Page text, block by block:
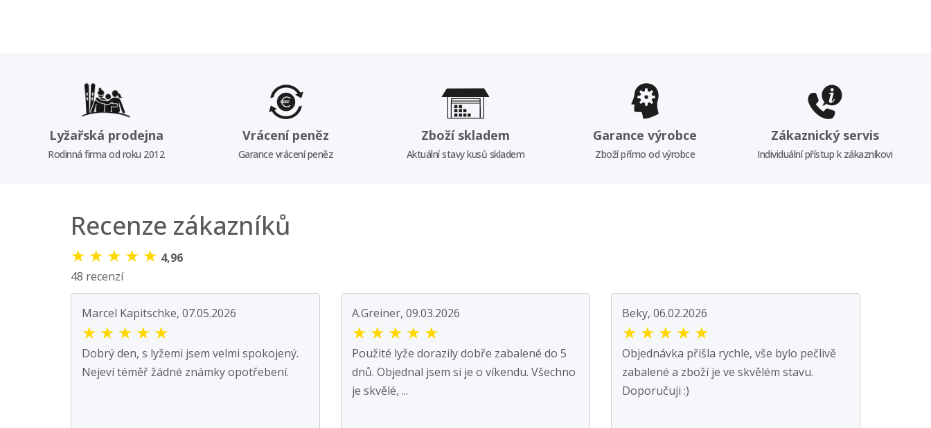
Lyžařská prodejna
Rodinná firma od roku 2012
Vrácení peněz
Garance vrácení peněz
Zboží skladem
Aktuální stavy kusů skladem
Garance výrobce
Zboží přímo od výrobce
Zákaznický servis
Individuální přístup k zákazníkovi
Recenze zákazníků
★ ★ ★ ★ ★ 4,96
48 recenzí
Marcel Kapitschke, 07.05.2026
★ ★ ★ ★ ★
Dobrý den, s lyžemi jsem velmi spokojený.
Nejeví téměř žádné známky opotřebení.
A.Greiner, 09.03.2026
★ ★ ★ ★ ★
Použité lyže dorazily dobře zabalené do 5
dnů. Objednal jsem si je o víkendu. Všechno
je skvělé, ...
Beky, 06.02.2026
★ ★ ★ ★ ★
Objednávka přišla rychle, vše bylo pečlivě
zabalené a zboží je ve skvělém stavu.
Doporučuji :)